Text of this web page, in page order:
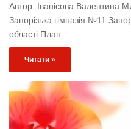
Автор: Іванісова Валентина
Запорізька гімназія №11
області План…
Читати »